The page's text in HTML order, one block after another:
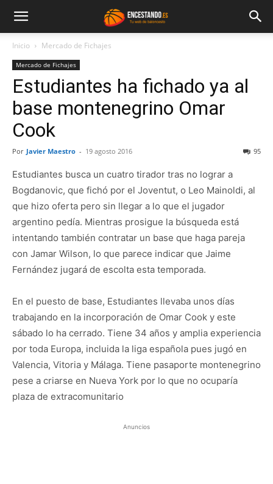
Inicio Mercado de Fichajes
Mercado de Fichajes
Estudiantes ha fichado ya al
base montenegrino Omar
Cook
Por Javier Maestro - 19 agosto 2016 95
Estudiantes busca un cuatro tirador tras no lograr a
Bogdanovic, que fichó por el Joventut, o Leo Mainoldi, al
que hizo oferta pero sin llegar a lo que el jugador
argentino pedía. Mientras prosigue la búsqueda está
intentando también contratar un base que haga pareja
con Jamar Wilson, lo que parece indicar que Jaime
Fernández jugará de escolta esta temporada.
En el puesto de base, Estudiantes llevaba unos días
trabajando en la incorporación de Omar Cook y este
sábado lo ha cerrado. Tiene 34 años y amplia experiencia
por toda Europa, incluida la liga española pues jugó en
Valencia, Vitoria y Málaga. Tiene pasaporte montenegrino
pese a criarse en Nueva York por lo que no ocuparía
plaza de extracomunitario
Anuncios